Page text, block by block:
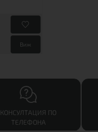
Виж
КОНСУЛТАЦИЯ ПО
ТЕЛЕФОНА